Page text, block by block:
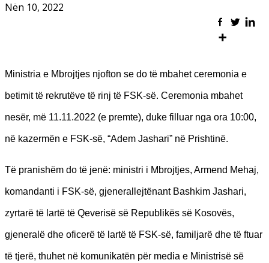
Nën 10, 2022
Ministria e Mbrojtjes njofton se do të mbahet ceremonia e
betimit të rekrutëve të rinj të FSK-së. Ceremonia mbahet
nesër, më 11.11.2022 (e premte), duke filluar nga ora 10:00,
në kazermën e FSK-së, “Adem Jashari” në Prishtinë.
Të pranishëm do të jenë: ministri i Mbrojtjes, Armend Mehaj,
komandanti i FSK-së, gjenerallejtënant Bashkim Jashari,
zyrtarë të lartë të Qeverisë së Republikës së Kosovës,
gjeneralë dhe oficerë të lartë të FSK-së, familjarë dhe të ftuar
të tjerë, thuhet në komunikatën për media e Ministrisë së